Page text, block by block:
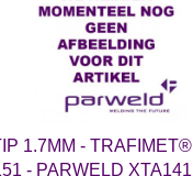
1.7MM - TRAFIMET®
- PARWELD XTA141